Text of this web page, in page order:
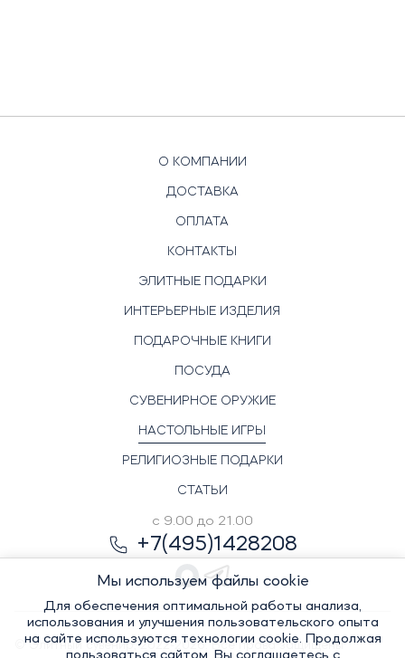
О КОМПАНИИ
ДОСТАВКА
ОПЛАТА
КОНТАКТЫ
ЭЛИТНЫЕ ПОДАРКИ
ИНТЕРЬЕРНЫЕ ИЗДЕЛИЯ
ПОДАРОЧНЫЕ КНИГИ
ПОСУДА
СУВЕНИРНОЕ ОРУЖИЕ
НАСТОЛЬНЫЕ ИГРЫ
РЕЛИГИОЗНЫЕ ПОДАРКИ
СТАТЬИ
с 9.00 до 21.00
+7(495)1428208
© Элитный сувенир, 2022-2026. Все права защищены
Мы используем файлы cookie
Для обеспечения оптимальной работы анализа,
использования и улучшения пользовательского опыта
на сайте используются технологии cookie. Продолжая